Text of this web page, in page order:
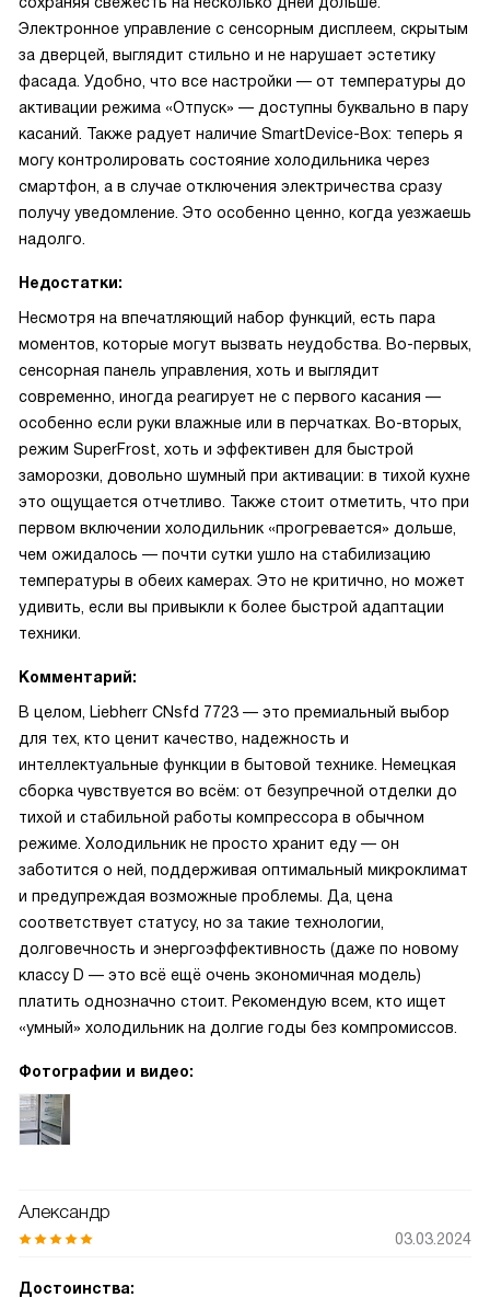
Электронное управление с сенсорным дисплеем, скрытым
за дверцей, выглядит стильно и не нарушает эстетику
фасада. Удобно, что все настройки — от температуры до
активации режима «Отпуск» — доступны буквально в пару
касаний. Также радует наличие SmartDevice-Box: теперь я
могу контролировать состояние холодильника через
смартфон, а в случае отключения электричества сразу
получу уведомление. Это особенно ценно, когда уезжаешь
надолго.
Недостатки:
Несмотря на впечатляющий набор функций, есть пара
моментов, которые могут вызвать неудобства. Во-первых,
сенсорная панель управления, хоть и выглядит
современно, иногда реагирует не с первого касания —
особенно если руки влажные или в перчатках. Во-вторых,
режим SuperFrost, хоть и эффективен для быстрой
заморозки, довольно шумный при активации: в тихой кухне
это ощущается отчетливо. Также стоит отметить, что при
первом включении холодильник «прогревается» дольше,
чем ожидалось — почти сутки ушло на стабилизацию
температуры в обеих камерах. Это не критично, но может
удивить, если вы привыкли к более быстрой адаптации
техники.
Комментарий:
В целом, Liebherr CNsfd 7723 — это премиальный выбор
для тех, кто ценит качество, надежность и
интеллектуальные функции в бытовой технике. Немецкая
сборка чувствуется во всём: от безупречной отделки до
тихой и стабильной работы компрессора в обычном
режиме. Холодильник не просто хранит еду — он
заботится о ней, поддерживая оптимальный микроклимат
и предупреждая возможные проблемы. Да, цена
соответствует статусу, но за такие технологии,
долговечность и энергоэффективность (даже по новому
классу D — это всё ещё очень экономичная модель)
платить однозначно стоит. Рекомендую всем, кто ищет
«умный» холодильник на долгие годы без компромиссов.
Фотографии и видео:
Александр
03.03.2024
Достоинства: